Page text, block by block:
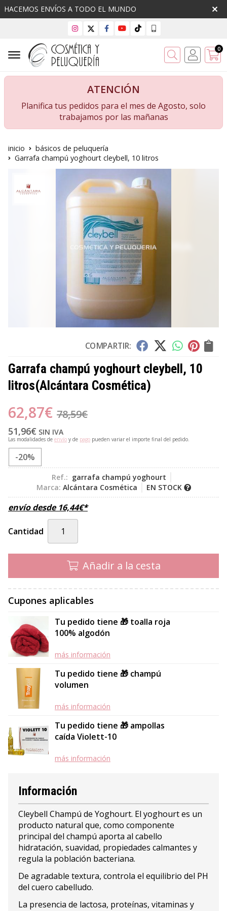
HACEMOS ENVÍOS A TODO EL MUNDO
Buscar 0
ATENCIÓN
Planifica tus pedidos para el mes de Agosto, solo
trabajamos por las mañanas
inicio
básicos de peluquería
Garrafa champú yoghourt cleybell, 10 litros
COMPARTIR:
Garrafa champú yoghourt cleybell, 10
litros(Alcántara Cosmética)
62,87€ 78,59€
51,96€ SIN IVA
Las modalidades de envío y de pago pueden variar el importe final del pedido.
-20%
Ref.: garrafa champú yoghourt
Marca: Alcántara Cosmética EN STOCK
envío desde 16,44€*
Cantidad
Añadir a la cesta
Cupones aplicables
Tu pedido tiene 🎁 toalla roja
100% algodón
más información
Tu pedido tiene 🎁 champú
volumen
más información
Tu pedido tiene 🎁 ampollas
caída Violett-10
más información
Información
Cleybell Champú de Yoghourt. El yoghourt es un
producto natural que, como componente
principal del champú aporta al cabello
hidratación, suavidad, propiedades calmantes y
regula la población bacteriana.
De agradable textura, controla el equilibrio del PH
del cuero cabelludo.
La presencia de lactosa, proteínas, vitaminas y